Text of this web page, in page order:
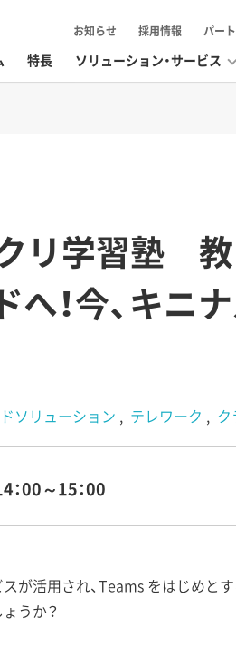
特長 ソリューション・サービス
お知らせ 採用情報 パー
リ学習塾 教
！今、キニ
ソリューション テレワーク
：00～15：00
が活用され、Teams をはじめと
うか？